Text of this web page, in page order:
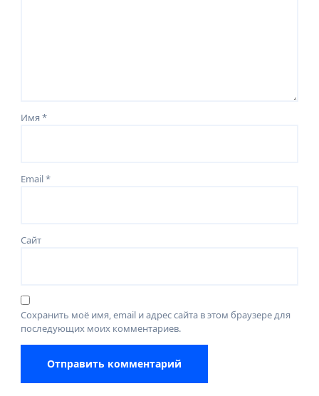
Имя*
Email*
Сайт
Сохранить моё имя, email и адрес сайта в этом браузере для
последующих моих комментариев.